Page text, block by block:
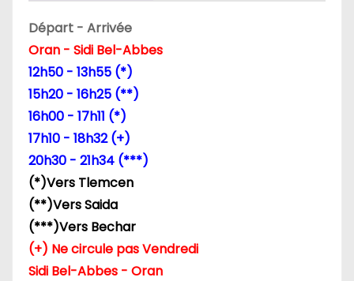
n
d
e
a
r
t
Départ - Arrivée
Oran - Sidi Bel-Abbes
12h50 - 13h55 (*)
15h20 - 16h25 (**)
16h00 - 17h11 (*)
17h10 - 18h32 (+)
20h30 - 21h34 (***)
(*)Vers Tlemcen
(**)Vers Saida
(***)Vers Bechar
(+) Ne circule pas Vendredi
Sidi Bel-Abbes - Oran